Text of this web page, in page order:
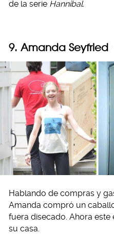
de la serie Hannibal.
9. Amanda
Hablando de compras y
Amanda compró un
fuera disecado. Ahora este
su casa.